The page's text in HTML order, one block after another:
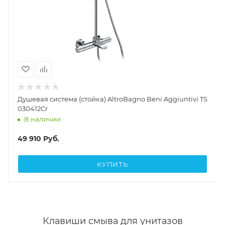
Душевая система (стойка) AltroBagno Beni Aggiuntivi TS
030412Cr
В наличии
49 910 Руб.
КУПИТЬ
Клавиши смыва для унитазов